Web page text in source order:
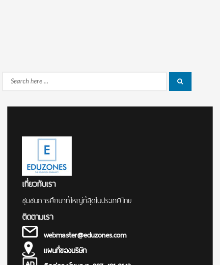
Search
เกี่ยวกับเรา
ชุมชนการศึกษาที่ใหญ่ที่สุดในประเทศไทย
ติดตามเรา
webmaster@eduzones.com
แผนที่ของบริษัท